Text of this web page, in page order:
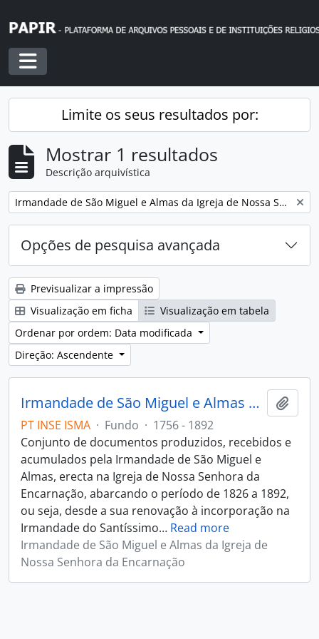
Toggle navigation
Limite os seus resultados por:
Mostrar 1 resultados
Descrição arquivística
Remover filtro: Irmandade de São Miguel e Almas da Igreja de Nossa Senhora da Encarnação
Opções de pesquisa avançada
Previsualizar a impressão
Visualização em ficha
Visualização em tabela
Ordenar por ordem: Data modificada
Direção: Ascendente
Irmandade de São Miguel e Almas da Igreja de Nossa Senhora da Encarnação
PT INSE ISMA · Fundo · 1756 - 1892
Conjunto de documentos produzidos, recebidos e
acumulados pela Irmandade de São Miguel e
Almas, erecta na Igreja de Nossa Senhora da
Encarnação, abarcando o período de 1826 a 1892,
ou seja, desde a sua renovação à incorporação na
Irmandade do Santíssimo… Read more
Irmandade de São Miguel e Almas da Igreja de
Nossa Senhora da Encarnação